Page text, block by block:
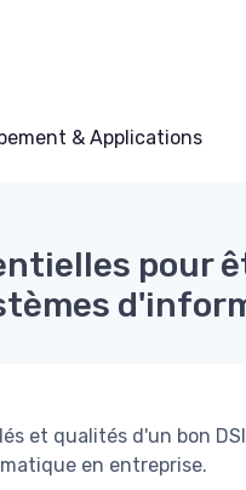
& Applications
pour
et qualités d'un bon
en entreprise.